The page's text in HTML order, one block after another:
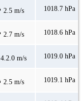
2.5 m/s 1018.7 hPa
2.7 m/s 1018.6 hPa
4.2.0 m/s 1019.0 hPa
2.5 m/s 1019.1 hPa